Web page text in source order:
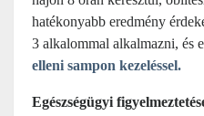
hatékonyabb eredmény
3 alkalommal alkalmazni, és
elleni sampon kezeléssel.
Egészségügyi